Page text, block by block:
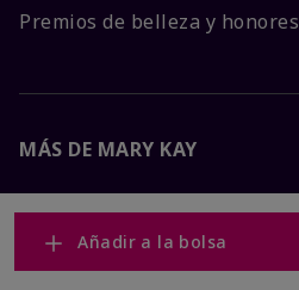
Añadir a la bolsa
Premios de belleza y honores
MÁS DE MARY KAY
Carreras Corporativas